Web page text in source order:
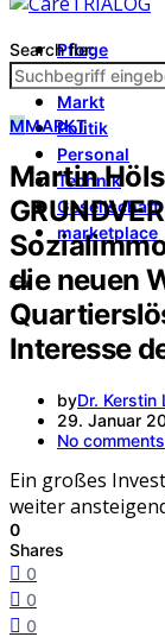
Pflege
Architektur
Markt
Politik
Personal
Technik
Gesellschaft
marketplace
Search for:
MMARKT
Martin
die neuen
Interesse
byDr. Kerstin
29. Januar
No comments
Ein großes
weiter
0
Shares
0
0
0